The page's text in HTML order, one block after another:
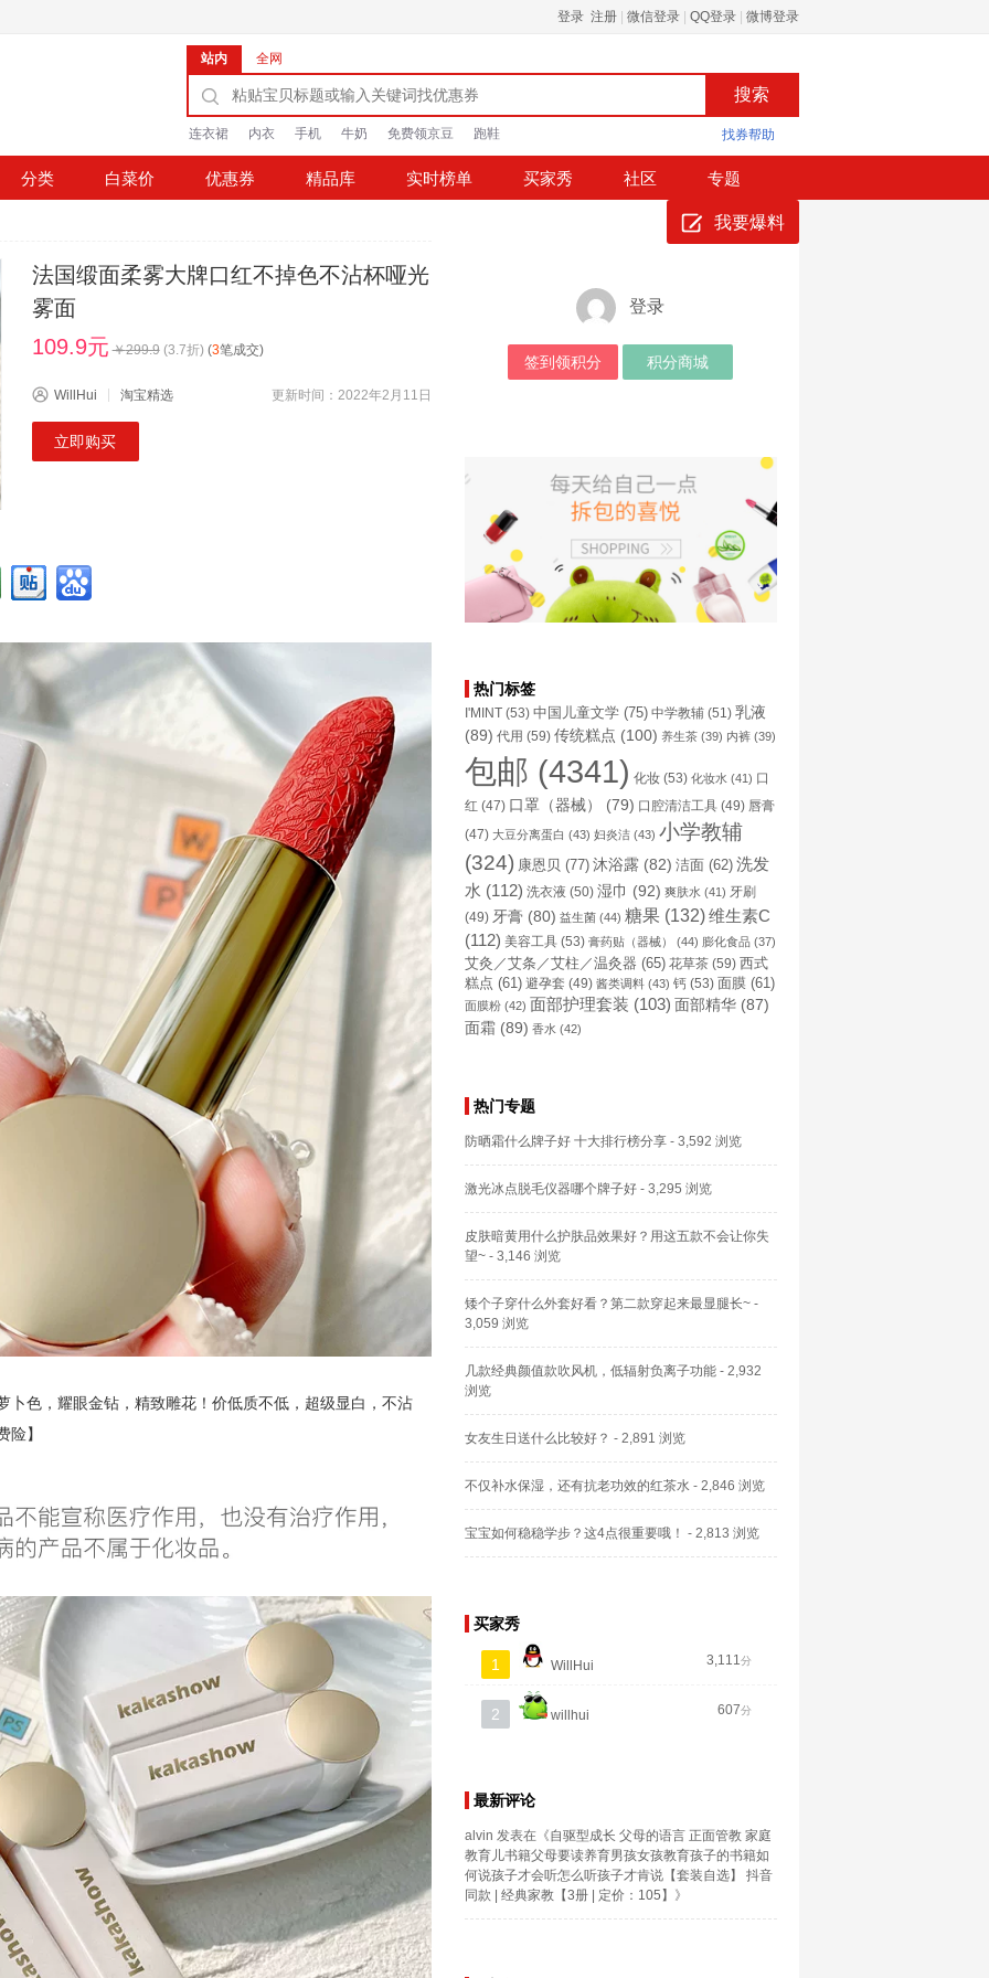
登录 注册 微信登录 QQ登录 微博登录
站内 全网
连衣裙 内衣 手机 牛奶 免费领京豆 跑鞋 找券帮助
分类 白菜价 优惠券 精品库 实时榜单 买家秀 社区 专题
我要爆料
法国缎面柔雾大牌口红不掉色不沾杯哑光
雾面
109.9元 ￥299.9 (3.7折) (3笔成交)
WillHui 淘宝精选 更新时间：2022年2月11日
立即购买
卜色，耀眼金钻，精致雕花！价低质不低，超级显白，不沾
】
登录
签到领积分 积分商城
热门标签
I'MINT(53) 中国儿童文学(75) 中学教辅(51) 乳液
(89) 代用 (59) 传统糕点 (100) 养生茶(39) 内裤(39)
包邮 (4341) 化妆(53) 化妆水 (41) 口
红 (47) 口罩（器械） (79) 口腔清洁工具(49) 唇膏
(47) 大豆分离蛋白 (43) 妇炎洁(43) 小学教辅
(324) 康恩贝 (77) 沐浴露(82) 洁面 (62) 洗发
水 (112) 洗衣液 (50) 湿巾 (92) 爽肤水 (41) 牙刷
(49) 牙膏(80) 益生菌(44) 糖果(132)维生素C
(112) 美容工具(53) 膏药贴（器械） (44) 膨化食品(37)
艾灸／艾条／艾柱／温灸器 (65) 花草茶(59) 西式
糕点 (61) 避孕套 (49) 酱类调料(43) 钙(53) 面膜 (61)
面膜粉(42) 面部护理套装 (103) 面部精华(87)
面霜(89) 香水 (42)
热门专题
防晒霜什么牌子好 十大排行榜分享- 3,592 浏览
激光冰点脱毛仪器哪个牌子好- 3,295 浏览
皮肤暗黄用什么护肤品效果好？用这五款不会让你失
望~- 3,146 浏览
矮个子穿什么外套好看？第二款穿起来最显腿长~-
3,059 浏览
几款经典颜值款吹风机，低辐射负离子功能- 2,932
浏览
女友生日送什么比较好？ - 2,891 浏览
不仅补水保湿，还有抗老功效的红茶水- 2,846 浏览
宝宝如何稳稳学步？这4点很重要哦！ - 2,813 浏览
买家秀
1 WillHui 3,111分
2 willhui 607分
最新评论
alvin 发表在《自驱型成长 父母的语言 正面管教 家庭
教育儿书籍父母要读养育男孩女孩教育孩子的书籍如
何说孩子才会听怎么听孩子才肯说【套装自选】 抖音
同款 | 经典家教【3册 | 定价：105】 》